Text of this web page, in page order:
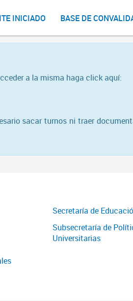
INICIADO BASE DE
a la misma haga click aquí:
sacar turnos ni traer
Secretaría de
Subsecretaría de
Universitarias